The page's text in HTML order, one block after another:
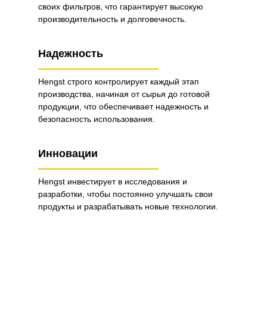
Надежность
своих фильтров, что гарантирует высокую
производительность и долговечность.
Инновации
Hengst строго контролирует каждый этап
производства, начиная от сырья до готовой
продукции, что обеспечивает надежность и
безопасность использования.
Hengst инвестирует в исследования и
разработки, чтобы постоянно улучшать свои
продукты и разрабатывать новые технологии.